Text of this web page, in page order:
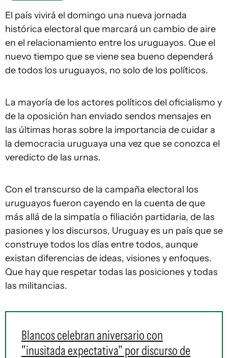
El país vivirá el domingo una nueva jornada
histórica electoral que marcará un cambio de aire
en el relacionamiento entre los uruguayos. Que el
nuevo tiempo que se viene sea bueno dependerá
de todos los uruguayos, no solo de los políticos.
La mayoría de los actores políticos del oficialismo y
de la oposición han enviado sendos mensajes en
las últimas horas sobre la importancia de cuidar a
la democracia uruguaya una vez que se conozca el
veredicto de las urnas.
Con el transcurso de la campaña electoral los
uruguayos fueron cayendo en la cuenta de que
más allá de la simpatía o filiación partidaria, de las
pasiones y los discursos, Uruguay es un país que se
construye todos los días entre todos, aunque
existan diferencias de ideas, visiones y enfoques.
Que hay que respetar todas las posiciones y todas
las militancias.
Blancos celebran aniversario con
"inusitada expectativa" por discurso de